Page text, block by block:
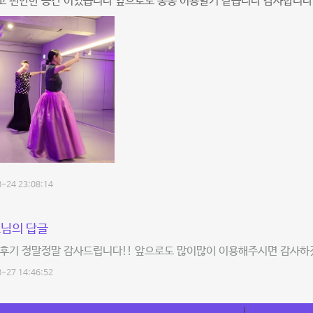
24 23:08:14
의 답글
기 정말정말 감사드립니다!! 앞으로도 많이많이 이용해주시면 감사
27 14:46:52